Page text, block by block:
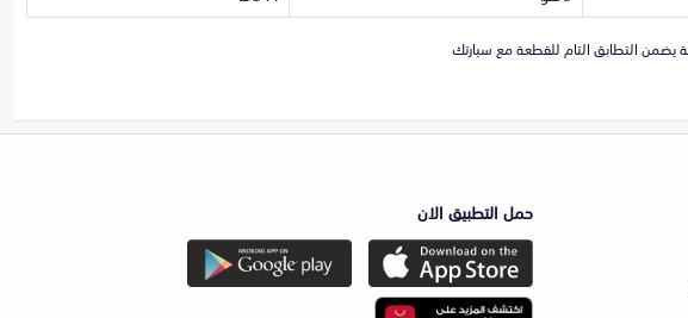
حمل التطبيق الان